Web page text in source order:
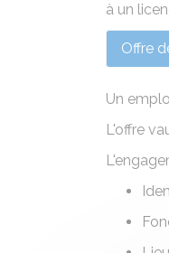
à un
Offre
Un
L'offre